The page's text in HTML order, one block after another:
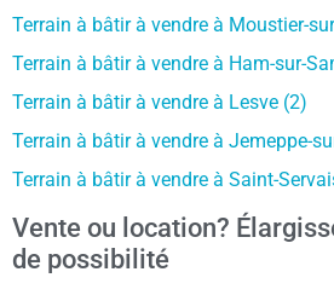
Terrain à bâtir à vendre à Moustier-
Terrain à bâtir à vendre à Ham-sur-
Terrain à bâtir à vendre à Lesve (2)
Terrain à bâtir à vendre à Jemeppe-
Terrain à bâtir à vendre à Saint-
Vente ou location?
de possibilité